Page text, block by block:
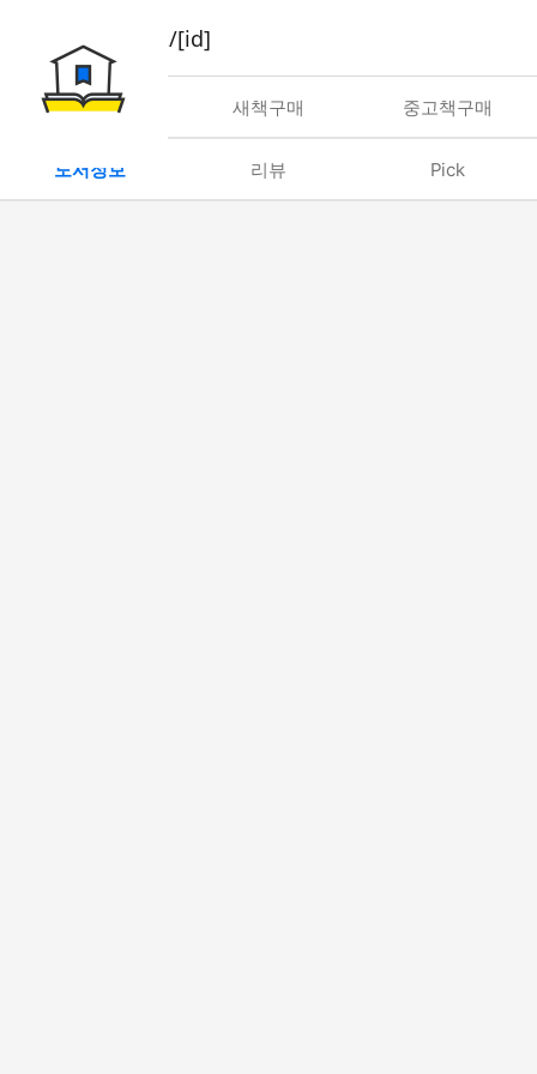
book/rent/[id]
대여 새책구매 중고책구매
도서정보 리뷰 Pick